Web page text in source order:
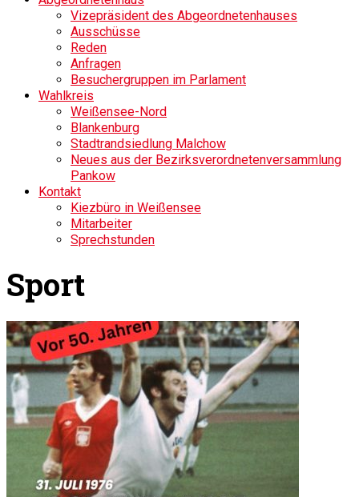
Vizepräsident des Abgeordnetenhauses
Ausschüsse
Reden
Anfragen
Besuchergruppen im Parlament
Wahlkreis
Weißensee-Nord
Blankenburg
Stadtrandsiedlung Malchow
Neues aus der Bezirksverordnetenversammlung
Pankow
Kontakt
Kiezbüro in Weißensee
Mitarbeiter
Sprechstunden
Sport